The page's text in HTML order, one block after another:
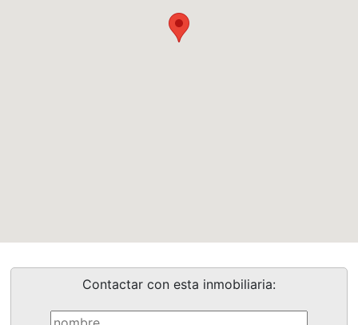
Contactar con esta inmobiliaria: